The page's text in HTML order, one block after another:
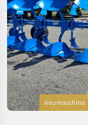
Neumaschine